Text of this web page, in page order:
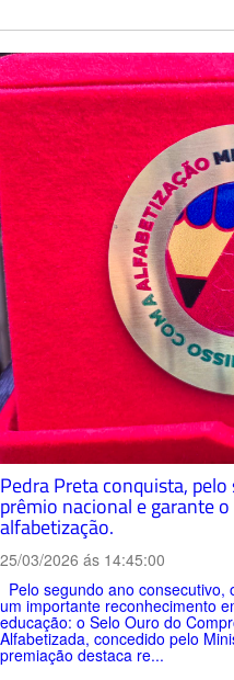
Pedra Preta conquista,
prêmio nacional e garante
alfabetização.
25/03/2026 ás 14:45:00
Pelo segundo ano
um importante reconhecimento
educação: o Selo Ouro do
Alfabetizada, concedido pelo
premiação destaca re...